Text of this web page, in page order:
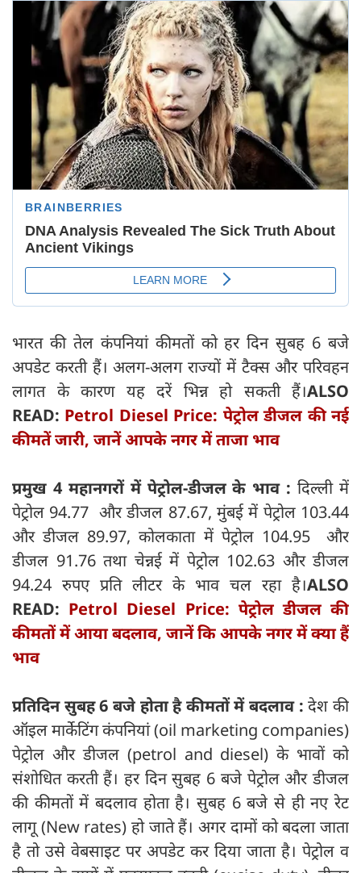
भारत की तेल कंपनियां कीमतों को हर दिन सुबह 6 बजे
अपडेट करती हैं। अलग-अलग राज्यों में टैक्स और परिवहन
लागत के कारण यह दरें भिन्न हो सकती हैं​।ALSO
READ: Petrol Diesel Price: पेट्रोल डीजल की नई
कीमतें जारी, जानें आपके नगर में ताजा भाव
प्रमुख 4 महानगरों में पेट्रोल-डीजल के भाव :दिल्ली में
पेट्रोल 94.77 और डीजल 87.67, मुंबई में पेट्रोल 103.44
और डीजल 89.97, कोलकाता में पेट्रोल 104.95 और
डीजल 91.76 तथा चेन्नई में पेट्रोल 102.63 और डीजल
94.24 रुपए प्रति लीटर के भाव चल रहा है।ALSO
READ: Petrol Diesel Price: पेट्रोल डीजल की
कीमतों में आया बदलाव, जानें कि आपके नगर में क्या हैं
भाव
प्रतिदिन सुबह 6 बजे होता है कीमतों में बदलाव :देश की
ऑइल मार्केटिंग कंपनियां (oil marketing companies)
पेट्रोल और डीजल (petrol and diesel) के भावों को
संशोधित करती हैं। हर दिन सुबह 6 बजे पेट्रोल और डीजल
की कीमतों में बदलाव होता है। सुबह 6 बजे से ही नए रेट
लागू (New rates) हो जाते हैं। अगर दामों को बदला जाता
है तो उसे वेबसाइट पर अपडेट कर दिया जाता है। पेट्रोल व